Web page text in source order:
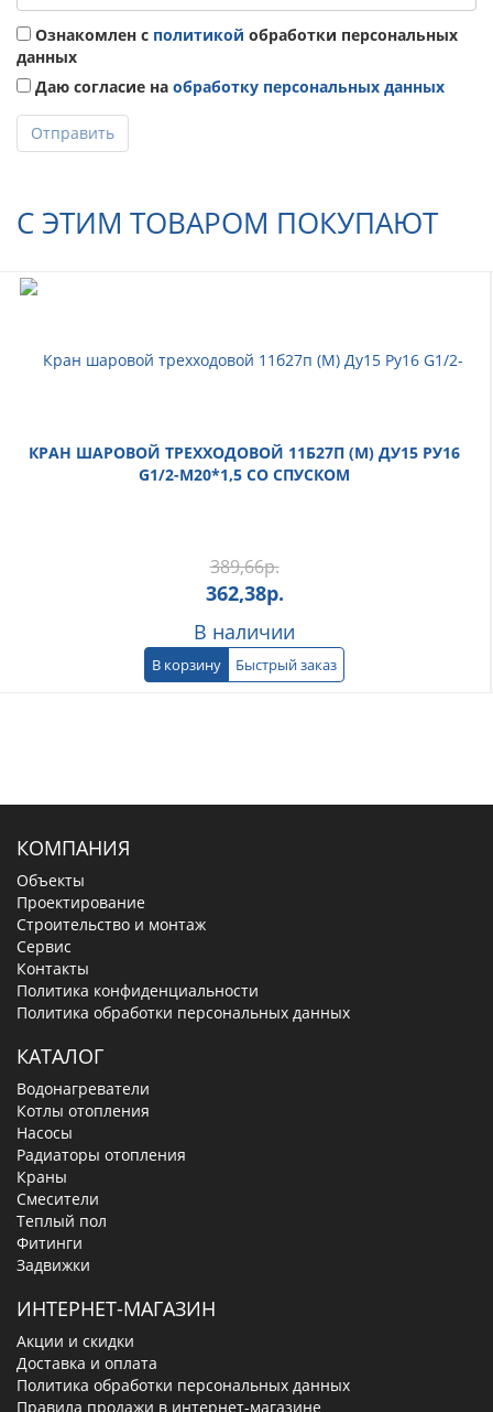
Ознакомлен с политикой обработки персональных
данных
Даю согласие на обработку персональных данных
Отправить
С ЭТИМ ТОВАРОМ ПОКУПАЮТ
КРАН ШАРОВОЙ ТРЕХХОДОВОЙ 11Б27П (М) ДУ15 РУ16
G1/2-М20*1,5 СО СПУСКОМ
389,66р.
362,38р.
В наличии
В корзину Быстрый заказ
КОМПАНИЯ
Объекты
Проектирование
Строительство и монтаж
Сервис
Контакты
Политика конфиденциальности
Политика обработки персональных данных
КАТАЛОГ
Водонагреватели
Котлы отопления
Насосы
Радиаторы отопления
Краны
Смесители
Теплый пол
Фитинги
Задвижки
ИНТЕРНЕТ-МАГАЗИН
Акции и скидки
Доставка и оплата
Политика обработки персональных данных
Правила продажи в интернет-магазине